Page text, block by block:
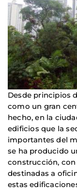
Desde principios
como un gran
hecho, en la
edificios que la
importantes del
se ha producido
construcción, con
destinadas a
estas